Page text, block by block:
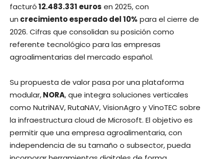
facturó12.483.331 euros en 2025, con
un crecimiento esperado del 10% para el cierre de
2026. Cifras que consolidan su posición como
referente tecnológico para las empresas
agroalimentarias del mercado español.
Su propuesta de valor pasa por una plataforma
modular,NORA, que integra soluciones verticales
como NutriNAV, RutaNAV, VisionAgro y VinoTEC sobre
la infraestructura cloud de Microsoft. El objetivo es
permitir que una empresa agroalimentaria, con
independencia de su tamaño o subsector, pueda